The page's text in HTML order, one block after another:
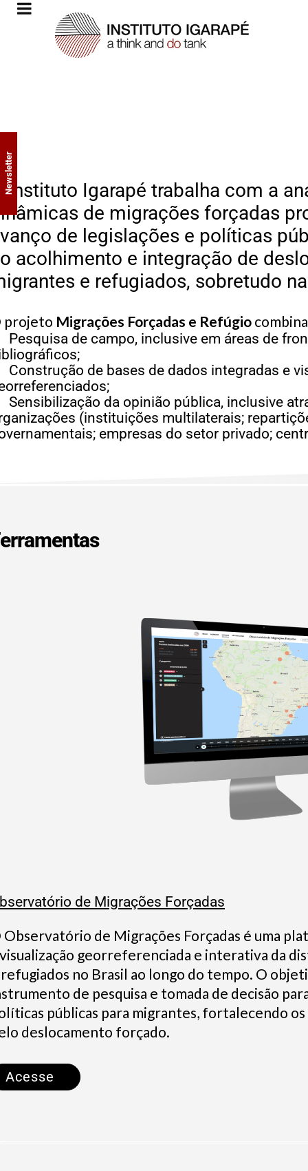
Instituto Igarapé trabalha com a
de migrações forçadas
de legislações e políticas
acolhimento e integração de
e refugiados, sobretudo
projeto Migrações Forçadas e Refúgio
Pesquisa de campo, inclusive em áreas de
Construção de bases de dados integradas e
Sensibilização da opinião pública, inclusive
(instituições multilaterais;
empresas do setor privado;
de Migrações Forçadas
Observatório de Migrações Forçadas é uma
georreferenciada e interativa da
no Brasil ao longo do tempo. O
de pesquisa e tomada de decisão
públicas para migrantes, fortalecendo
deslocamento forçado.
Acesse
Newsletter